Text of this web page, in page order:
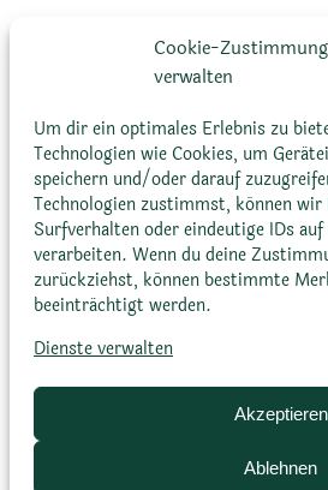
Cookie-Zustimmung
verwalten
Um dir ein optimales Erlebnis zu
Technologien wie Cookies, um
speichern und/oder darauf
Technologien zustimmst, können wir
Surfverhalten oder eindeutige IDs
verarbeiten. Wenn du deine
zurückziehst, können bestimmte
beeinträchtigt werden.
Dienste verwalten
Akzeptieren
Ablehnen
auffällig pink oder
einem Durchmesser
60 mm